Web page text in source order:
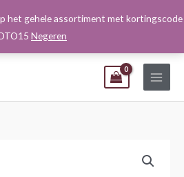
het gehele assortiment met kortingscode
Negeren